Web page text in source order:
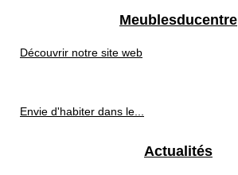
Meublesducentre
Découvrir notre site web
Envie d'habiter dans le...
Actualités